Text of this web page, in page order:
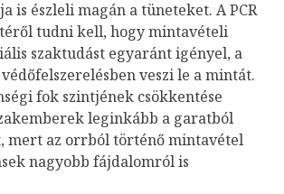
is észleli magán a tüneteket. A PCR
tudni kell, hogy mintavételi
szaktudást egyaránt igényel, a
veszi le a mintát.
fok szintjének csökkentése
leginkább a garatból
mert az orrból történő mintavétel
nagyobb fájdalomról is